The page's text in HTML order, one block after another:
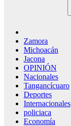
Zamora
Michoacán
Jacona
OPINIÓN
Nacionales
Tangancícuaro
Deportes
Internacionales
policiaca
Economía